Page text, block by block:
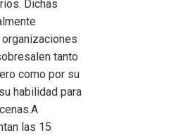
Dichas
tanto
como por su
habilidad para
las 15